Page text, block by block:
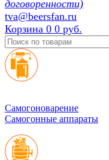
договоренности)
tva@beersfan.ru
Корзина 0 0 руб.
Cамогоноварение
Самогонные аппараты